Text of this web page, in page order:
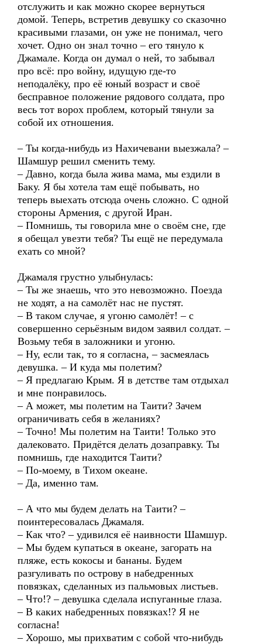
отслужить и как можно скорее вернуться
домой. Теперь, встретив девушку со сказочно
красивыми глазами, он уже не понимал, чего
хочет. Одно он знал точно – его тянуло к
Джамале. Когда он думал о ней, то забывал
про всё: про войну, идущую где-то
неподалёку, про её юный возраст и своё
бесправное положение рядового солдата, про
весь тот ворох проблем, который тянули за
собой их отношения.
– Ты когда-нибудь из Нахичевани выезжала? –
Шамшур решил сменить тему.
– Давно, когда была жива мама, мы ездили в
Баку. Я бы хотела там ещё побывать, но
теперь выехать отсюда очень сложно. С одной
стороны Армения, с другой Иран.
– Помнишь, ты говорила мне о своём сне, где
я обещал увезти тебя? Ты ещё не передумала
ехать со мной?
Джамаля грустно улыбнулась:
– Ты же знаешь, что это невозможно. Поезда
не ходят, а на самолёт нас не пустят.
– В таком случае, я угоню самолёт! – с
совершенно серьёзным видом заявил солдат. –
Возьму тебя в заложники и угоню.
– Ну, если так, то я согласна, – засмеялась
девушка. – И куда мы полетим?
– Я предлагаю Крым. Я в детстве там отдыхал
и мне понравилось.
– А может, мы полетим на Таити? Зачем
ограничивать себя в желаниях?
– Точно! Мы полетим на Таити! Только это
далековато. Придётся делать дозаправку. Ты
помнишь, где находится Таити?
– По-моему, в Тихом океане.
– Да, именно там.
– А что мы будем делать на Таити? –
поинтересовалась Джамаля.
– Как что? – удивился её наивности Шамшур.
– Мы будем купаться в океане, загорать на
пляже, есть кокосы и бананы. Будем
разгуливать по острову в набедренных
повязках, сделанных из пальмовых листьев.
– Что!? – девушка сделала испуганные глаза.
– В каких набедренных повязках!? Я не
согласна!
– Хорошо, мы прихватим с собой что-нибудь